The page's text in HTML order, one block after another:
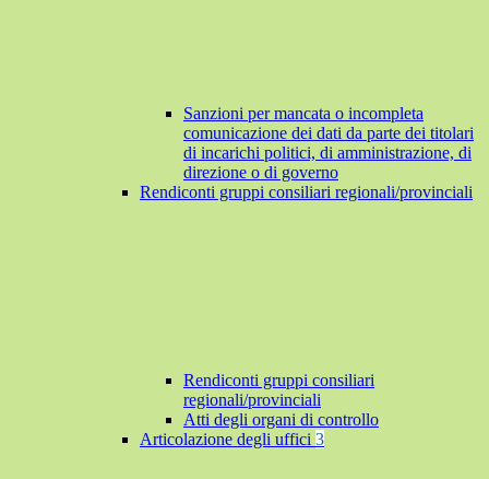
Sanzioni per mancata o incompleta
comunicazione dei dati da parte dei titolari
di incarichi politici, di amministrazione, di
direzione o di governo
Rendiconti gruppi consiliari regionali/provinciali
Rendiconti gruppi consiliari
regionali/provinciali
Atti degli organi di controllo
Articolazione degli uffici 3